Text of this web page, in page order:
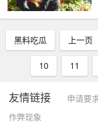
黑料吃瓜 上一页
10 11
友情链接
申请要
作弊现象